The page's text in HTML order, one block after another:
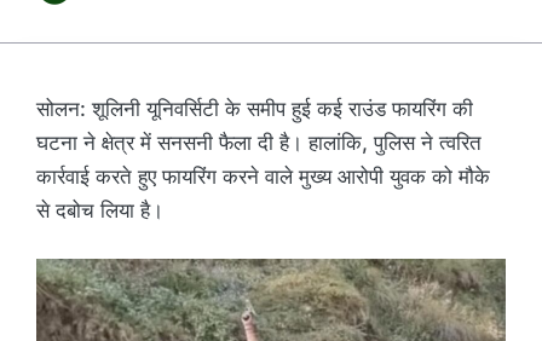
सोलन: शूलिनी यूनिवर्सिटी के समीप हुई कई राउंड फायरिंग की
घटना ने क्षेत्र में सनसनी फैला दी है। हालांकि, पुलिस ने त्वरित
कार्रवाई करते हुए फायरिंग करने वाले मुख्य आरोपी युवक को मौके
से दबोच लिया है।